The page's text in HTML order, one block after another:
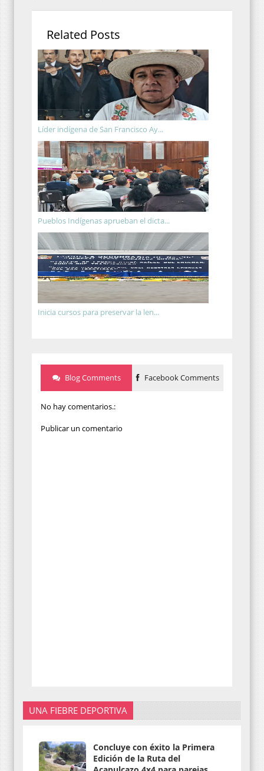
Related Posts
Líder indígena de San Francisco Ay...
Pueblos Indígenas aprueban el dicta...
Inicia cursos para preservar la len...
Blog Comments Facebook Comments
No hay comentarios.:
Publicar un comentario
UNA FIEBRE DEPORTIVA
Concluye con éxito la Primera
Edición de la Ruta del